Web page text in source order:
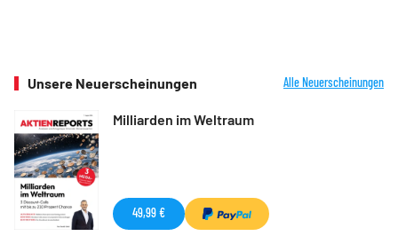
Unsere Neuerscheinungen Alle Neuerscheinungen
Milliarden im Weltraum
49,99 €